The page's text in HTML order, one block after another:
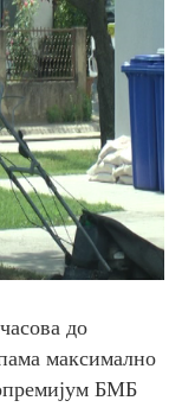
до
максимално
БМБ